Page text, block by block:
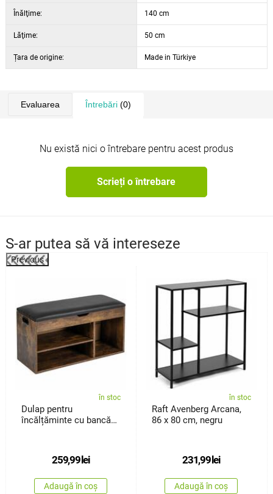
Înălţime: 140 cm
Lăţime: 50 cm
Țara de origine: Made in Türkiye
Evaluarea Întrebări(0)
Nu există nici o întrebare pentru acest produs
Scrieți o întrebare
S-ar putea să vă intereseze
Previous
în stoc
Dulap pentru
încălțăminte cu bancă
259,99lei
Adaugă în coș
în stoc
Raft Avenberg Arcana,
86 x 80 cm, negru
231,99lei
Adaugă în coș